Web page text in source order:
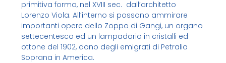
primitiva forma, nel XVIII sec. dall’architetto
Lorenzo Viola. All’interno si possono ammirare
importanti opere dello Zoppo di Gangi, un organo
settecentesco ed un lampadario in cristalli ed
ottone del 1902, dono degli emigrati di Petralia
Soprana in America.